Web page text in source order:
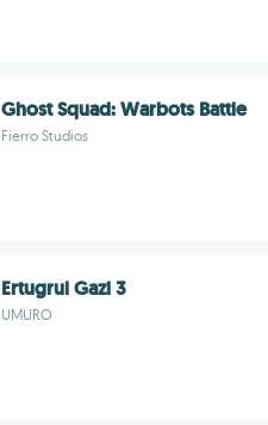
Ghost Squad: Warbots Battle
Fierro Studios
Ertugrul Gazi 3
UMURO